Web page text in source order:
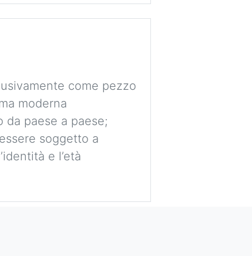
come pezzo
moderna
paese a paese;
soggetto a
e l’età